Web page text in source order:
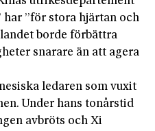
har ”för stora hjärtan och
borde förbättra
snarare än att agera
ledaren som vuxit
Under hans tonårstid
avbröts och Xi